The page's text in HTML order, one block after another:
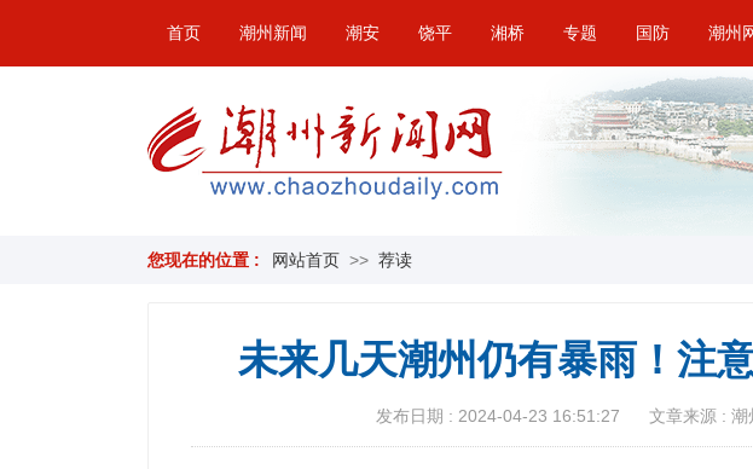
首页 潮州新闻 潮安 饶平 湘桥 专题 国防 潮州
您现在的位置 : 网站首页 >> 荐读
未来几天潮州仍有暴雨！注
发布日期 : 2024-04-23 16:51:27 文章来源 :